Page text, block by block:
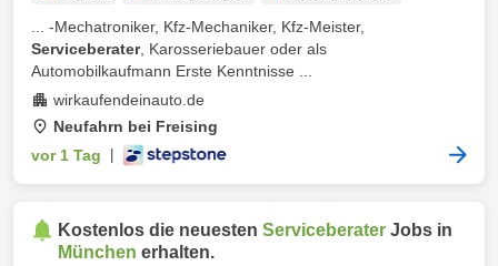
... -Mechatroniker, Kfz-Mechaniker, Kfz-Meister,
Serviceberater, Karosseriebauer oder als
Automobilkaufmann Erste Kenntnisse ...
wirkaufendeinauto.de
Neufahrn bei Freising
vor 1 Tag
Kostenlos die neuesten Serviceberater Jobs in
München erhalten.